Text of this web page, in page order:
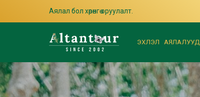
Аялал бол хөрөнгө оруулалт.
ЭХЛЭЛ АЯЛАЛУУД